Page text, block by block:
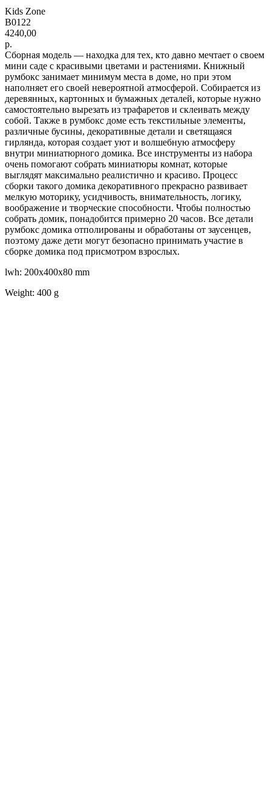
Kids Zone
B0122
4240,00
р.
Сборная модель — находка для тех, кто давно мечтает о своем
мини саде с красивыми цветами и растениями. Книжный
румбокс занимает минимум места в доме, но при этом
наполняет его своей невероятной атмосферой. Собирается из
деревянных, картонных и бумажных деталей, которые нужно
самостоятельно вырезать из трафаретов и склеивать между
собой. Также в румбокс доме есть текстильные элементы,
различные бусины, декоративные детали и светящаяся
гирлянда, которая создает уют и волшебную атмосферу
внутри миниатюрного домика. Все инструменты из набора
очень помогают собрать миниатюры комнат, которые
выглядят максимально реалистично и красиво. Процесс
сборки такого домика декоративного прекрасно развивает
мелкую моторику, усидчивость, внимательность, логику,
воображение и творческие способности. Чтобы полностью
собрать домик, понадобится примерно 20 часов. Все детали
румбокс домика отполированы и обработаны от заусенцев,
поэтому даже дети могут безопасно принимать участие в
сборке домика под присмотром взрослых.
lwh: 200x400x80 mm
Weight: 400 g